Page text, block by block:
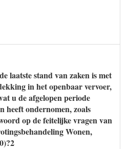
laatste stand van zaken is met
in het openbaar vervoer,
u de afgelopen periode
heeft ondernomen, zoals
op de feitelijke vragen van
Wonen,